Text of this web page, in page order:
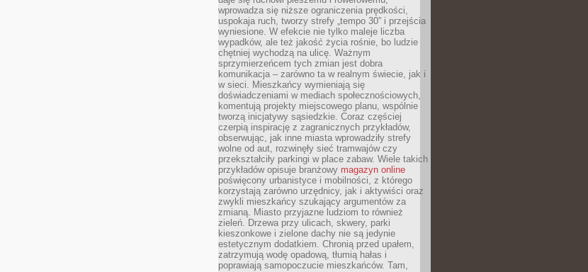
wprowadza się niższe ograniczenia prędkości,
uspokaja ruch, tworzy strefy „tempo 30” i przejścia
wyniesione. W efekcie nie tylko maleje liczba
wypadków, ale też jakość życia rośnie, bo ludzie
chętniej wychodzą na ulicę. Ważnym
sprzymierzeńcem tych zmian jest dobra
komunikacja – zarówno ta w realnym świecie, jak i
w sieci. Mieszkańcy wymieniają się
doświadczeniami w mediach społecznościowych,
komentują projekty miejscowego planu, wspólnie
tworzą inicjatywy sąsiedzkie. Coraz częściej
czerpią inspirację z zagranicznych przykładów,
obserwując, jak inne miasta wprowadziły strefy
wolne od aut, rozwinęły sieć tramwajów czy
przekształciły parkingi w place zabaw. Wiele takich
przykładów opisuje branżowy magazyn online
poświęcony urbanistyce i mobilności, z którego
korzystają zarówno urzędnicy, jak i aktywiści oraz
zwykli mieszkańcy szukający argumentów za
zmianą. Miasto przyjazne ludziom to również
zieleń. Drzewa przy ulicach, skwery, parki
kieszonkowe i zielone dachy nie są jedynie
estetycznym dodatkiem. Chronią przed upałem,
zatrzymują wodę opadową, tłumią hałas i
poprawiają samopoczucie mieszkańców. Tam,